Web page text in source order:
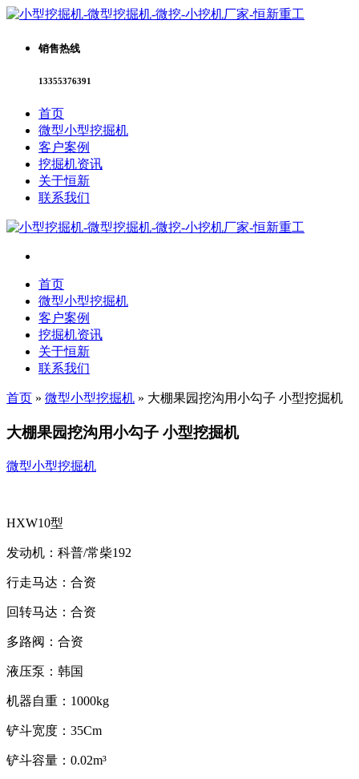
销售热线
13355376391
首页
微型小型挖掘机
客户案例
挖掘机资讯
关于恒新
联系我们
首页
微型小型挖掘机
客户案例
挖掘机资讯
关于恒新
联系我们
首页 » 微型小型挖掘机 » 大棚果园挖沟用小勾子 小型挖掘机
大棚果园挖沟用小勾子 小型挖掘机
微型小型挖掘机
HXW10型
发动机：科普/常柴192
行走马达：合资
回转马达：合资
多路阀：合资
液压泵：韩国
机器自重：1000kg
铲斗宽度：35Cm
铲斗容量：0.02m³